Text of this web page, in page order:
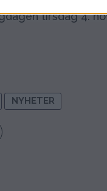
tirsdag 4.
NYHETER